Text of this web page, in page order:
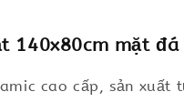
140x80cm mặt
cao cấp, sản